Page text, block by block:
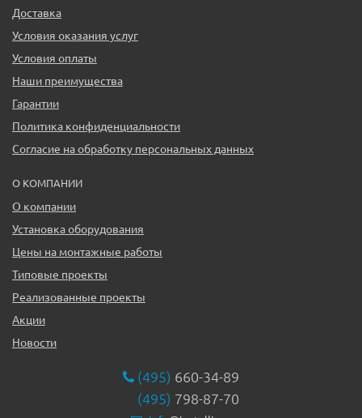
Доставка
Условия оказания услуг
Условия оплаты
Наши преимущества
Гарантии
Политика конфиденциальности
Согласие на обработку персональных данных
О КОМПАНИИ
О компании
Установка оборудования
Цены на монтажные работы
Типовые проекты
Реализованные проекты
Акции
Новости
(495) 660-34-89
(495) 798-87-70